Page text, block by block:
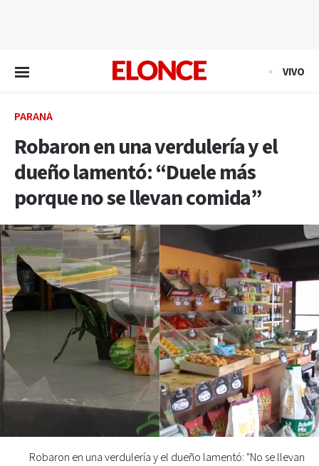
VIVO
PARANÁ
Robaron en una verdulería y el
dueño lamentó: “Duele más
porque no se llevan comida”
Robaron en una verdulería y el dueño lamentó: "No se llevan